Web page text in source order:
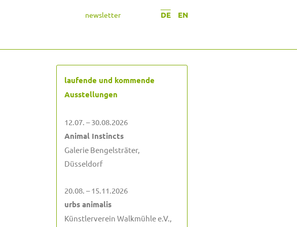
newsletter DE EN
laufende und kommende
Ausstellungen
12.07. – 30.08.2026
Animal Instincts
Galerie Bengelsträter,
Düsseldorf
20.08. – 15.11.2026
urbs animalis
Künstlerverein Walkmühle e.V.,